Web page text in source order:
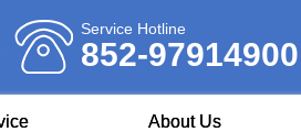
Service Hotline
852-97914900
About Us